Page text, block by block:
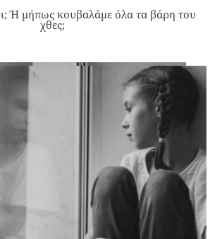
Ή μήπως κουβαλάμε όλα τα βάρη του
χθες;